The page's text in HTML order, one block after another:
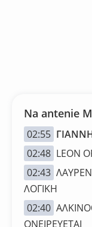
Na antenie
02:55
02:48 LEON
02:43
ΛΟΓΙΚΗ
02:40
ΟΝΕΙΡΕΥΕΤΑΙ